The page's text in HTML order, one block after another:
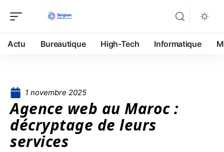
Actu Bureautique High-Tech Informatique
1 novembre 2025
Agence web au Maroc :
décryptage de leurs
services